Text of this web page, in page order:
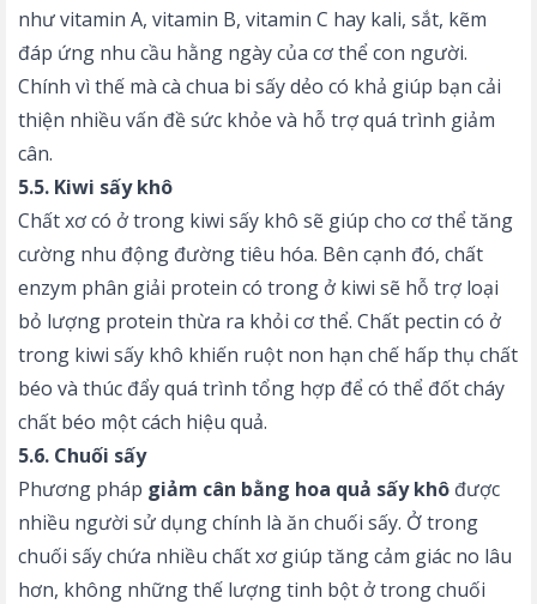
như vitamin A, vitamin B, vitamin C hay kali, sắt, kẽm
đáp ứng nhu cầu hằng ngày của cơ thể con người.
Chính vì thế mà cà chua bi sấy dẻo có khả giúp bạn cải
thiện nhiều vấn đề sức khỏe và hỗ trợ quá trình giảm
cân.
5.5. Kiwi sấy khô
Chất xơ có ở trong kiwi sấy khô sẽ giúp cho cơ thể tăng
cường nhu động đường tiêu hóa. Bên cạnh đó, chất
enzym phân giải protein có trong ở kiwi sẽ hỗ trợ loại
bỏ lượng protein thừa ra khỏi cơ thể. Chất pectin có ở
trong kiwi sấy khô khiến ruột non hạn chế hấp thụ chất
béo và thúc đẩy quá trình tổng hợp để có thể đốt cháy
chất béo một cách hiệu quả.
5.6. Chuối sấy
Phương pháp giảm cân bằng hoa quả sấy khô được
nhiều người sử dụng chính là ăn chuối sấy. Ở trong
chuối sấy chứa nhiều chất xơ giúp tăng cảm giác no lâu
hơn, không những thế lượng tinh bột ở trong chuối